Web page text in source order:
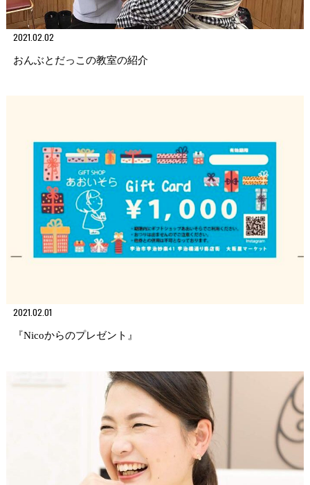
2021.02.02
おんぶとだっこの教室の紹介
2021.02.01
『Nicoからのプレゼント』